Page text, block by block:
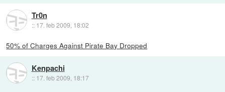
Tr0n
:: 17. feb 2009, 18:02
50% of Charges Against Pirate Bay Dropped
Kenpachi
:: 17. feb 2009, 18:17